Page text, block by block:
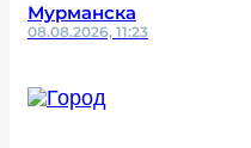
Мурманска
08.08.2026, 11:23